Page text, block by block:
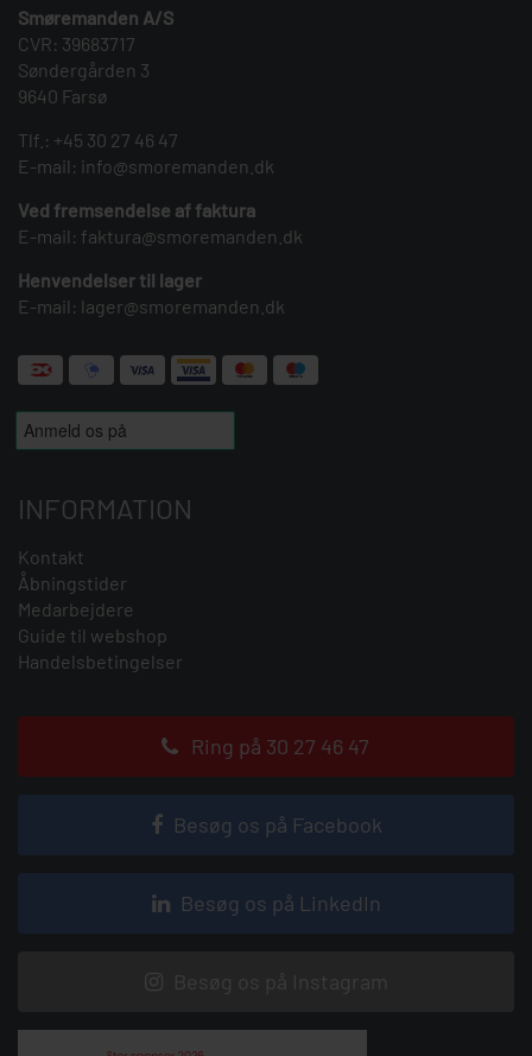
Smøremanden A/S
CVR: 39683717
Søndergården 3
9640 Farsø
Tlf.: +45 30 27 46 47
E-mail: info@smoremanden.dk
Ved fremsendelse af faktura
E-mail: faktura@smoremanden.dk
Henvendelser til lager
E-mail: lager@smoremanden.dk
INFORMATION
Kontakt
Åbningstider
Medarbejdere
Guide til webshop
Handelsbetingelser
Ring på 30 27 46 47
Besøg os på Facebook
Besøg os på LinkedIn
Besøg os på Instagram